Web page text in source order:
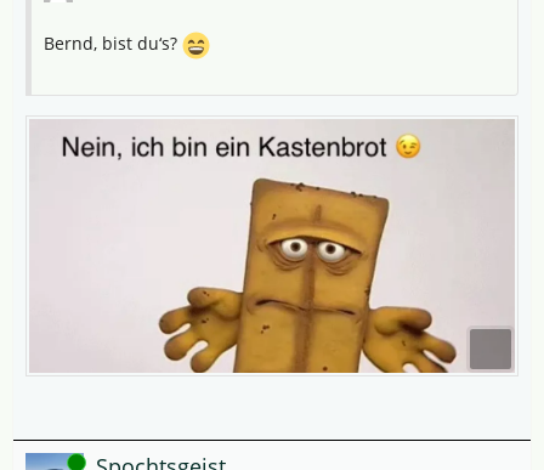
Bernd, bist du‘s?
Online